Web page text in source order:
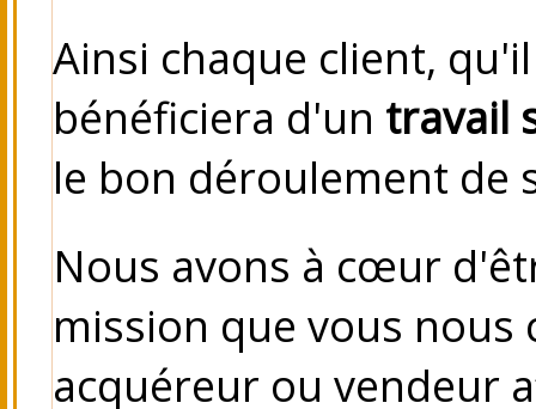
Ainsi chaque client,
bénéficiera d'un travail
le bon déroulement
Nous avons à cœur
mission que vous nous
acquéreur ou vendeur